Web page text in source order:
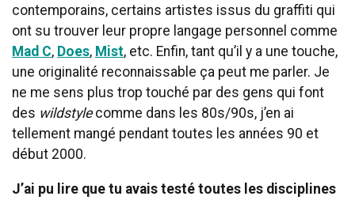
contemporains, certains artistes issus du graffiti qui
ont su trouver leur propre langage personnel comme
Mad C, Does, Mist, etc. Enfin, tant qu’il y a une touche,
une originalité reconnaissable ça peut me parler. Je
ne me sens plus trop touché par des gens qui font
des wildstylecomme dans les 80s/90s, j’en ai
tellement mangé pendant toutes les années 90 et
début 2000.
J’ai pu lire que tu avais testé toutes les disciplines